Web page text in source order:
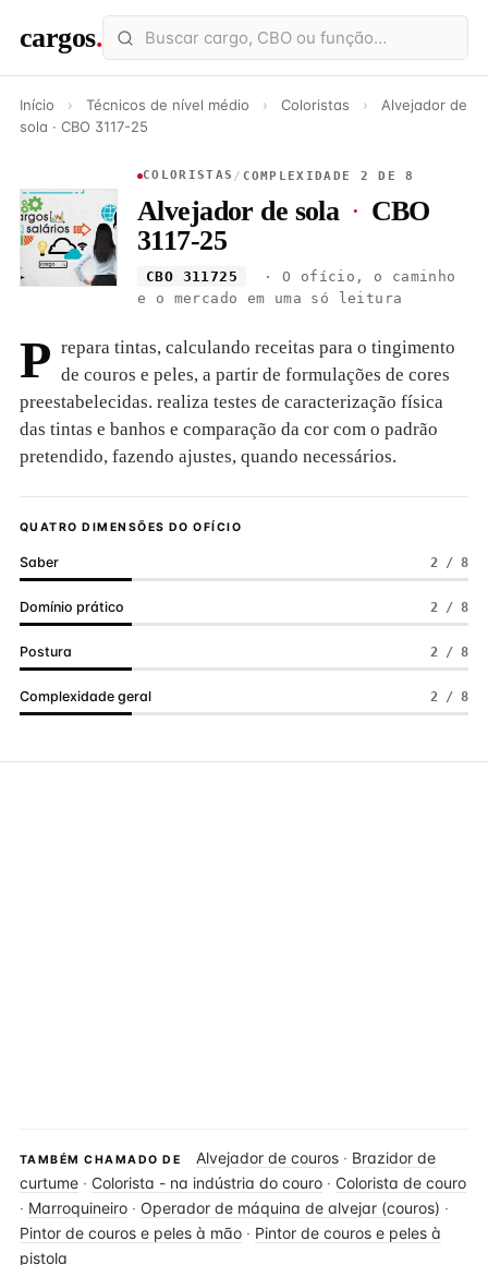
cargos.
Início › Técnicos de nível médio › Coloristas ›
Alvejador de
sola · CBO 3117-25
COLORISTAS / COMPLEXIDADE 2 DE 8
Alvejador de sola · CBO
3117-25
CBO 311725
· O ofício, o caminho
e o mercado em uma só leitura
P repara tintas, calculando receitas para o tingimento
de couros e peles, a partir de formulações de cores
preestabelecidas. realiza testes de caracterização física
das tintas e banhos e comparação da cor com o padrão
pretendido, fazendo ajustes, quando necessários.
QUATRO DIMENSÕES DO OFÍCIO
Saber 2 / 8
Domínio prático 2 / 8
Postura 2 / 8
Complexidade geral 2 / 8
TAMBÉM CHAMADO DE Alvejador de couros · Brazidor de
curtume · Colorista - na indústria do couro · Colorista de couro
· Marroquineiro · Operador de máquina de alvejar (couros) ·
Pintor de couros e peles à mão · Pintor de couros e peles à
pistola